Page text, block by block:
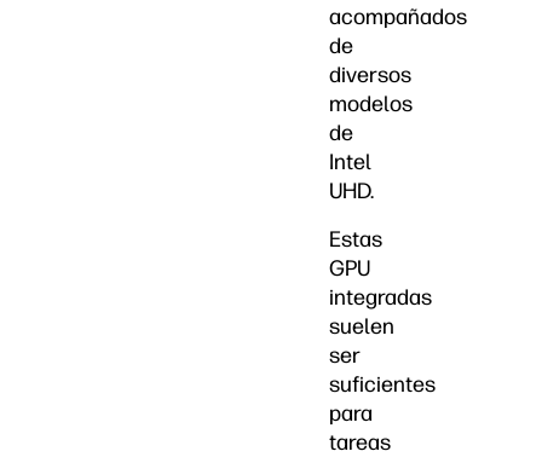
acompañados
de
diversos
modelos
de
Intel
UHD.
Estas
GPU
integradas
suelen
ser
suficientes
para
tareas